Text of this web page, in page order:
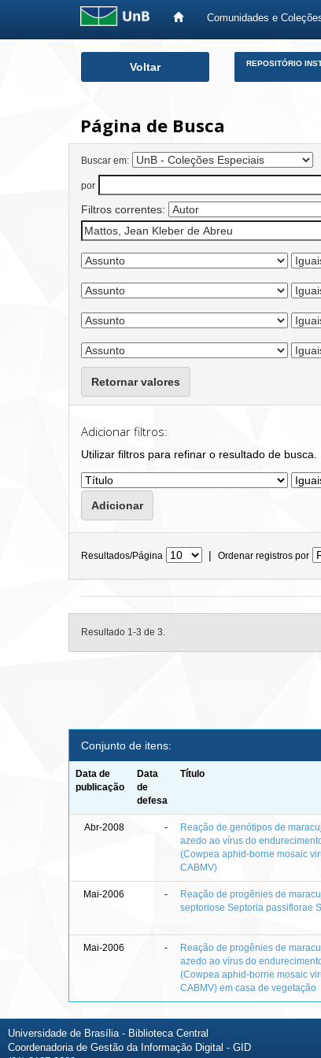
Comunidades e
Voltar REPOSITÓRIO
Página de Busca
Buscar em:
por
Filtros correntes:
Retornar valores
Adicionar filtros:
Utilizar filtros para refinar o resultado de busca.
Resultados/Página | Ordenar registros por
Resultado 1-3 de 3.
Conjunto de itens:
Data de
publicação
Data
de
defesa
Título
Abr-2008 -
Reação de genótipos de
azedo ao vírus do
(Cowpea aphid-borne mosaic
CABMV)
Mai-2006 -
Reação de progênies de
septoriose Septoria passiflorae
Mai-2006 -
Reação de progênies de
azedo ao vírus do
(Cowpea aphid-borne mosaic
CABMV) em casa de vegetação
Universidade de Brasília - Biblioteca Central
Coordenadoria de Gestão da Informação Digital - GID